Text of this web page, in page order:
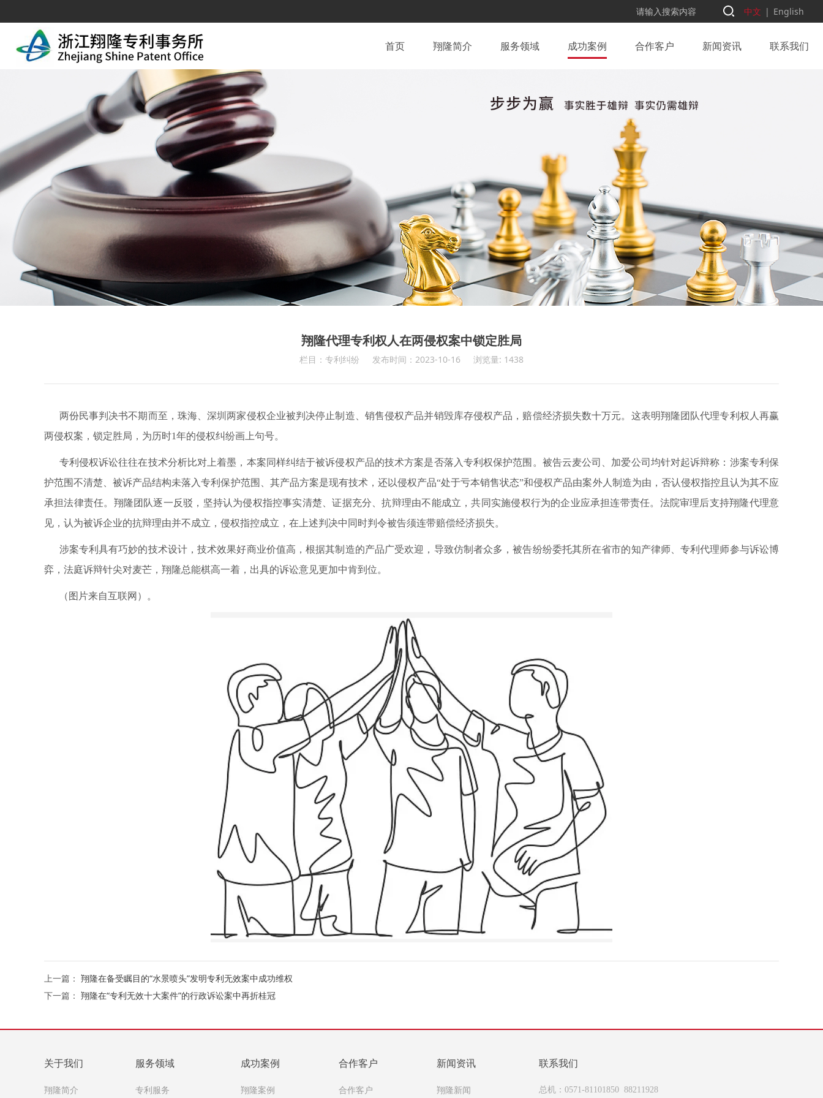
中文 | English
首页 翔隆简介 服务领域 成功案例 合作客户 新闻资讯 联系我们
翔隆代理专利权人在两侵权案中锁定胜局
栏目：专利纠纷 发布时间：2023-10-16 浏览量: 1438
两份民事判决书不期而至，珠海、深圳两家侵权企业被判决停止制造、销售侵权产品并销毁库存侵权产品，赔偿经济损失数十万元。这表明翔隆团队代理专利权人再赢
两侵权案，锁定胜局，为历时1年的侵权纠纷画上句号。
专利侵权诉讼往往在技术分析比对上着墨，本案同样纠结于被诉侵权产品的技术方案是否落入专利权保护范围。被告云麦公司、加爱公司均针对起诉辩称：涉案专利保
护范围不清楚、被诉产品结构未落入专利保护范围、其产品方案是现有技术，还以侵权产品“处于亏本销售状态”和侵权产品由案外人制造为由，否认侵权指控且认为其不应
承担法律责任。翔隆团队逐一反驳，坚持认为侵权指控事实清楚、证据充分、抗辩理由不能成立，共同实施侵权行为的企业应承担连带责任。法院审理后支持翔隆代理意
见，认为被诉企业的抗辩理由并不成立，侵权指控成立，在上述判决中同时判令被告须连带赔偿经济损失。
涉案专利具有巧妙的技术设计，技术效果好商业价值高，根据其制造的产品广受欢迎，导致仿制者众多，被告纷纷委托其所在省市的知产律师、专利代理师参与诉讼博
弈，法庭诉辩针尖对麦芒，翔隆总能棋高一着，出具的诉讼意见更加中肯到位。
（图片来自互联网）。
上一篇： 翔隆在备受瞩目的“水景喷头”发明专利无效案中成功维权
下一篇： 翔隆在“专利无效十大案件”的行政诉讼案中再折桂冠
关于我们
翔隆简介
服务领域
专利服务
成功案例
翔隆案例
合作客户
合作客户
新闻资讯
翔隆新闻
联系我们
总机：0571-81101850 88211928